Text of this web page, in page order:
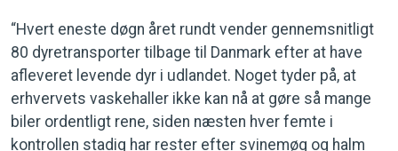
“Hvert eneste døgn året rundt vender gennemsnitligt
80 dyretransporter tilbage til Danmark efter at have
afleveret levende dyr i udlandet. Noget tyder på, at
erhvervets vaskehaller ikke kan nå at gøre så mange
biler ordentligt rene, siden næsten hver femte i
kontrollen stadig har rester efter svinemøg og halm